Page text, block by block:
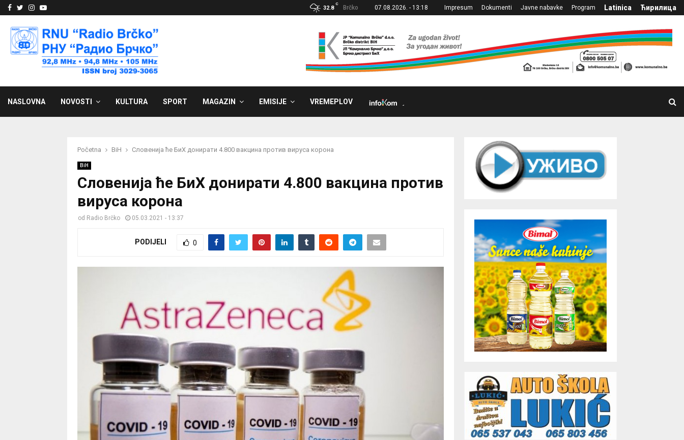
Facebook
Twitter
Instagram
Youtube 32.8
C
Brčko 07.08.2026. - 13:18 Impresum Dokumenti Javne nabavke Program Latinica Ћирилица
NASLOVNA NOVOSTI KULTURA SPORT MAGAZIN EMISIJE VREMEPLOV
Početna BiH Словенија ће БиХ донирати 4.800 вакцина против вируса корона
BiH
Словенија ће БиХ донирати 4.800 вакцина против
вируса корона
od Radio Brčko 05.03.2021 - 13:37
PODIJELI 0